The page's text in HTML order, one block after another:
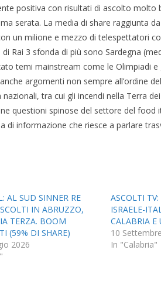
positiva con risultati di ascolto molto
serata. La media di share raggiunta
un milione e mezzo di telespettatori
Rai 3 sfonda di più sono Sardegna
temi mainstream come le Olimpiadi
argomenti non sempre all’ordine
tra cui gli incendi nella Terra
questioni spinose del settore del food
di informazione che riesce a parlare
AL SUD SINNER RE
IN ABRUZZO,
TERZA. BOOM
(59% DI SHARE)
2026
ASCOLTI
ISRAELE-
CALABRIA E
10
In "Calabria"